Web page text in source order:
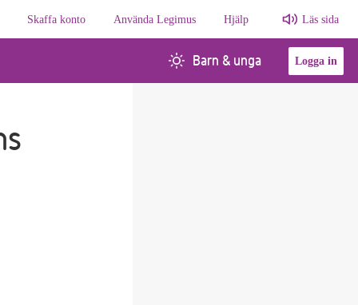
Skaffa konto Använda Legimus Hjälp Läs sida
Barn & unga Logga in